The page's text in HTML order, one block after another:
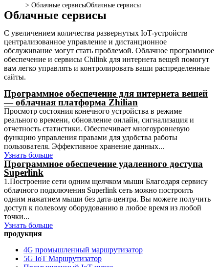
> Облачные сервисыОблачные сервисы
Облачные сервисы
С увеличением количества развернутых IoT-устройств
централизованное управление и дистанционное
обслуживание могут стать проблемой. Облачное программное
обеспечение и сервисы Chilink для интернета вещей помогут
вам легко управлять и контролировать ваши распределенные
сайты.
Программное обеспечение для интернета вещей
— облачная платформа Zhilian
Просмотр состояния конечного устройства в режиме
реального времени, обновление онлайн, сигнализация и
отчетность статистики. Обеспечивает многоуровневую
функцию управления правами для удобства работы
пользователя. Эффективное хранение данных...
Узнать больше
Программное обеспечение удаленного доступа
Superlink
1.Построение сети одним щелчком мыши Благодаря сервису
облачного подключения Superlink сеть можно построить
одним нажатием мыши без дата-центра. Вы можете получить
доступ к полевому оборудованию в любое время из любой
точки...
Узнать больше
продукция
4G промышленный маршрутизатор
5G IoT Маршрутизатор